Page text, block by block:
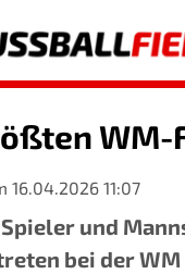
WM-
11:07
und
bei der WM